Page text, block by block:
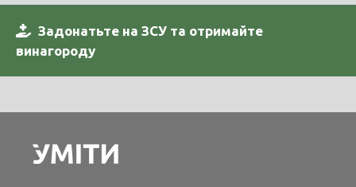
Задонатьте на ЗСУ та отримайте
винагороду